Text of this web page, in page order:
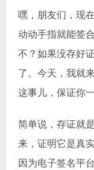
嘿，朋友们，现
动动手指就能签
不？如果没存好
了。今天，我就
这事儿，保证你
简单说，存证就
来，证明它是真
因为电子签名平